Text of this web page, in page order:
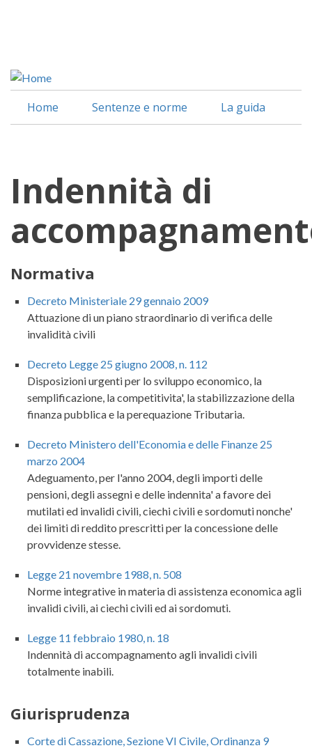
Home Sentenze e norme La guida
Indennità di
Normativa
Decreto Ministeriale 29 gennaio 2009
Attuazione di un piano straordinario di verifica delle
invalidità civili
Decreto Legge 25 giugno 2008, n. 112
Disposizioni urgenti per lo sviluppo economico, la
semplificazione, la competitivita', la stabilizzazione della
finanza pubblica e la perequazione Tributaria.
Decreto Ministero dell'Economia e delle Finanze 25
marzo 2004
Adeguamento, per l'anno 2004, degli importi delle
pensioni, degli assegni e delle indennita' a favore dei
mutilati ed invalidi civili, ciechi civili e sordomuti nonche'
dei limiti di reddito prescritti per la concessione delle
provvidenze stesse.
Legge 21 novembre 1988, n. 508
Norme integrative in materia di assistenza economica agli
invalidi civili, ai ciechi civili ed ai sordomuti.
Legge 11 febbraio 1980, n. 18
Indennità di accompagnamento agli invalidi civili
totalmente inabili.
Giurisprudenza
Corte di Cassazione, Sezione VI Civile, Ordinanza 9